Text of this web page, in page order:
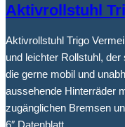
Aktivrollstuhl
Aktivrollstuhl Trigo
und leichter Rollstuhl,
die gerne mobil und
aussehende Hinterräder
zugänglichen Bremsen